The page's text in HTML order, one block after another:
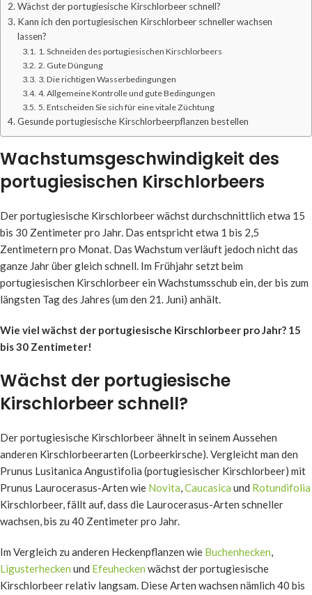
Wächst der portugiesische Kirschlorbeer schnell?
Kann ich den portugiesischen Kirschlorbeer schneller wachsen
lassen?
1. Schneiden des portugiesischen Kirschlorbeers
2. Gute Düngung
3. Die richtigen Wasserbedingungen
4. Allgemeine Kontrolle und gute Bedingungen
5. Entscheiden Sie sich für eine vitale Züchtung
Gesunde portugiesische Kirschlorbeerpflanzen bestellen
Wachstumsgeschwindigkeit des
portugiesischen Kirschlorbeers
Der portugiesische Kirschlorbeer wächst durchschnittlich etwa 15
bis 30 Zentimeter pro Jahr. Das entspricht etwa 1 bis 2,5
Zentimetern pro Monat. Das Wachstum verläuft jedoch nicht das
ganze Jahr über gleich schnell. Im Frühjahr setzt beim
portugiesischen Kirschlorbeer ein Wachstumsschub ein, der bis zum
längsten Tag des Jahres (um den 21. Juni) anhält.
Wie viel wächst der portugiesische Kirschlorbeer pro Jahr? 15
bis 30 Zentimeter!
Wächst der portugiesische
Kirschlorbeer schnell?
Der portugiesische Kirschlorbeer ähnelt in seinem Aussehen
anderen Kirschlorbeerarten (Lorbeerkirsche). Vergleicht man den
Prunus Lusitanica Angustifolia (portugiesischer Kirschlorbeer) mit
Prunus Laurocerasus-Arten wie Novita,Caucasica und Rotundifolia
Kirschlorbeer, fällt auf, dass die Laurocerasus-Arten schneller
wachsen, bis zu 40 Zentimeter pro Jahr.
Im Vergleich zu anderen Heckenpflanzen wie Buchenhecken,
Ligusterhecken und Efeuhecken wächst der portugiesische
Kirschlorbeer relativ langsam. Diese Arten wachsen nämlich 40 bis